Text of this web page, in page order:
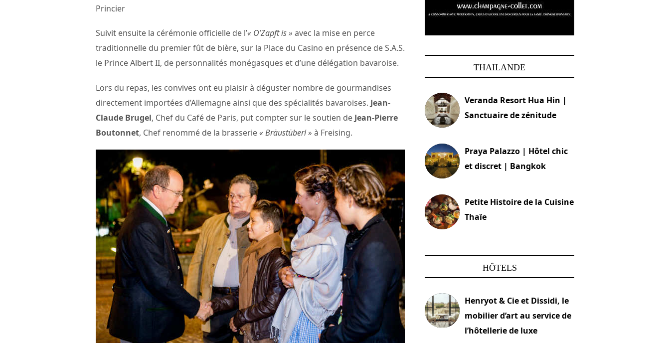
Princier
Suivit ensuite la cérémonie officielle de l’« O’Zapft is » avec la mise en perce
traditionnelle du premier fût de bière, sur la Place du Casino en présence de S.A.S.
le Prince Albert II, de personnalités monégasques et d’une délégation bavaroise.
Lors du repas, les convives ont eu plaisir à déguster nombre de gourmandises
directement importées d’Allemagne ainsi que des spécialités bavaroises. Jean-
Claude Brugel, Chef du Café de Paris, put compter sur le soutien de Jean-Pierre
Boutonnet, Chef renommé de la brasserie« Bräustüberl » à Freising.
THAILANDE
Veranda Resort Hua Hin |
Sanctuaire de zénitude
Praya Palazzo | Hôtel chic
et discret | Bangkok
Petite Histoire de la Cuisine
Thaïe
HÔTELS
Henryot & Cie et Dissidi, le
mobilier d’art au service de
l’hôtellerie de luxe